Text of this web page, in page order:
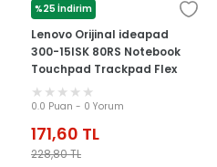
%25 İndirim
LENOVO
Lenovo Orijinal ideapad
300-15ISK 80RS Notebook
Touchpad Trackpad Flex
Kablosu
0.0 Puan - 0 Yorum
171,60 TL
228,80TL